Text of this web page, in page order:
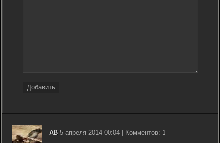
Добавить
AB5 апреля 2014 00:04 | Комментов: 1